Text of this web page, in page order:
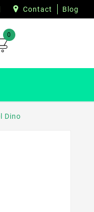
Contact Blog
0
Dino